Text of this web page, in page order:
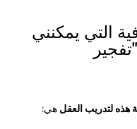
التي يمكنني
هذه لتدريب العقل هي: